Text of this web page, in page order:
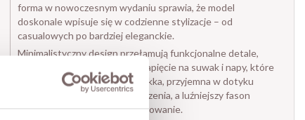
forma w nowoczesnym wydaniu sprawia, że model
doskonale wpisuje się w codzienne stylizacje – od
casualowych po bardziej eleganckie.
Minimalistyczny design przełamują funkcjonalne detale,
takie jak duże kieszenie oraz zapięcie na suwak i napy, które
nadają całości charakteru. Miękka, przyjemna w dotyku
tkanina zapewnia komfort noszenia, a luźniejszy fason
pozwala na swobodne warstwowanie.